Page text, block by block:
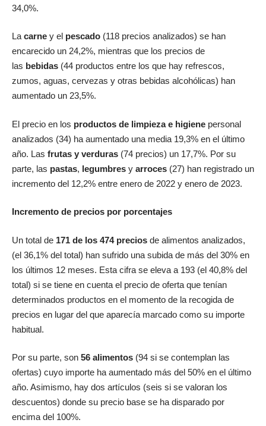
34,0%.
La carne y el pescado (118 precios analizados) se han
encarecido un 24,2%, mientras que los precios de
las bebidas (44 productos entre los que hay refrescos,
zumos, aguas, cervezas y otras bebidas alcohólicas) han
aumentado un 23,5%.
El precio en los productos de limpieza e higiene personal
analizados (34) ha aumentado una media 19,3% en el último
año. Las frutas y verduras (74 precios) un 17,7%. Por su
parte, las pastas, legumbres y arroces (27) han registrado un
incremento del 12,2% entre enero de 2022 y enero de 2023.
Incremento de precios por porcentajes
Un total de 171 de los 474 precios de alimentos analizados,
(el 36,1% del total) han sufrido una subida de más del 30% en
los últimos 12 meses. Esta cifra se eleva a 193 (el 40,8% del
total) si se tiene en cuenta el precio de oferta que tenían
determinados productos en el momento de la recogida de
precios en lugar del que aparecía marcado como su importe
habitual.
Por su parte, son 56 alimentos (94 si se contemplan las
ofertas) cuyo importe ha aumentado más del 50% en el último
año. Asimismo, hay dos artículos (seis si se valoran los
descuentos) donde su precio base se ha disparado por
encima del 100%.